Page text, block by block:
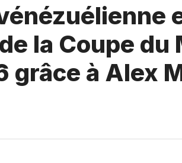
la Coupe du
grâce à Alex